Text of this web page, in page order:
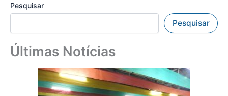
Pesquisar
Pesquisar
Últimas Notícias